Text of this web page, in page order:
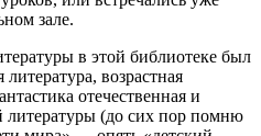
зале.
в этой библиотеке был
возрастная
отечественная и
литературы (до сих пор помню